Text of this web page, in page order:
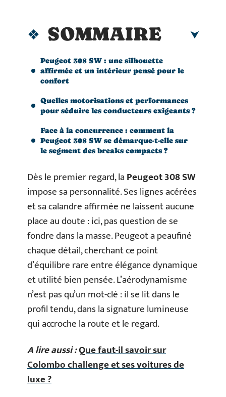
SOMMAIRE
Peugeot 308 SW : une silhouette
affirmée et un intérieur pensé pour le
confort
Quelles motorisations et performances
pour séduire les conducteurs exigeants ?
Face à la concurrence : comment la
Peugeot 308 SW se démarque-t-elle sur
le segment des breaks compacts ?
Dès le premier regard, laPeugeot 308 SW
impose sa personnalité. Ses lignes acérées
et sa calandre affirmée ne laissent aucune
place au doute : ici, pas question de se
fondre dans la masse. Peugeot a peaufiné
chaque détail, cherchant ce point
d’équilibre rare entre élégance dynamique
et utilité bien pensée. L’aérodynamisme
n’est pas qu’un mot-clé : il se lit dans le
profil tendu, dans la signature lumineuse
qui accroche la route et le regard.
A lire aussi :Que faut-il savoir sur
Colombo challenge et ses voitures de
luxe ?